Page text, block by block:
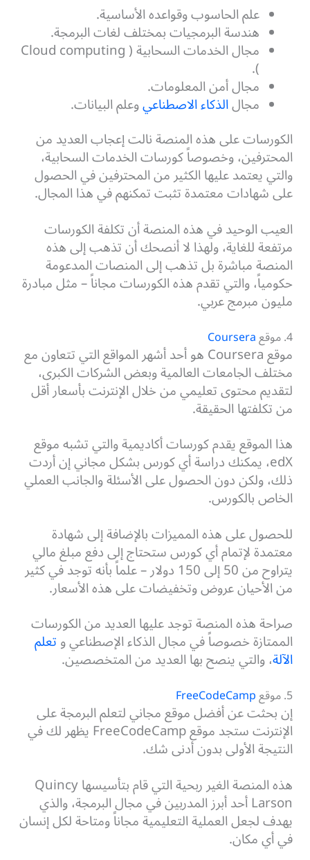
علم الحاسوب وقواعده الأساسية.
هندسة البرمجيات بمختلف لغات البرمجة.
مجال الخدمات السحابية ( Cloud computing
).
مجال أمن المعلومات.
مجالالذكاء الاصطناعيوعلم البيانات.
الكورسات على هذه المنصة نالت إعجاب العديد من
المحترفين، وخصوصاً كورسات الخدمات السحابية،
والتي يعتمد عليها الكثير من المحترفين في الحصول
على شهادات معتمدة تثبت تمكنهم في هذا المجال.
العيب الوحيد في هذه المنصة أن تكلفة الكورسات
مرتفعة للغاية، ولهذا لا أنصحك أن تذهب إلى هذه
المنصة مباشرة بل تذهب إلى المنصات المدعومة
حكومياً، والتي تقدم هذه الكورسات مجاناً – مثل مبادرة
مليون مبرمج عربي.
4. موقع Coursera
موقع Coursera هو أحد أشهر المواقع التي تتعاون مع
مختلف الجامعات العالمية وبعض الشركات الكبرى،
لتقديم محتوى تعليمي من خلال الإنترنت بأسعار أقل
من تكلفتها الحقيقة.
هذا الموقع يقدم كورسات أكاديمية والتي تشبه موقع
edX، يمكنك دراسة أي كورس بشكل مجاني إن أردت
ذلك، ولكن دون الحصول على الأسئلة والجانب العملي
الخاص بالكورس.
للحصول على هذه المميزات بالإضافة إلى شهادة
معتمدة لإتمام أي كورس ستحتاج إلى دفع مبلغ مالي
يتراوح من 50 إلى 150 دولار – علماً بأنه توجد في كثير
من الأحيان عروض وتخفيضات على هذه الأسعار.
صراحة هذه المنصة توجد عليها العديد من الكورسات
الممتازة خصوصاً في مجال الذكاء الإصطناعي وتعلم
الآلة، والتي ينصح بها العديد من المتخصصين.
5. موقع FreeCodeCamp
إن بحثت عن أفضل موقع مجاني لتعلم البرمجة على
الإنترنت ستجد موقع FreeCodeCamp يظهر لك في
النتيجة الأولى بدون أدنى شك.
هذه المنصة الغير ربحية التي قام بتأسيسها Quincy
Larson أحد أبرز المدربين في مجال البرمجة، والذي
يهدف لجعل العملية التعليمية مجاناً ومتاحة لكل إنسان
في أي مكان.